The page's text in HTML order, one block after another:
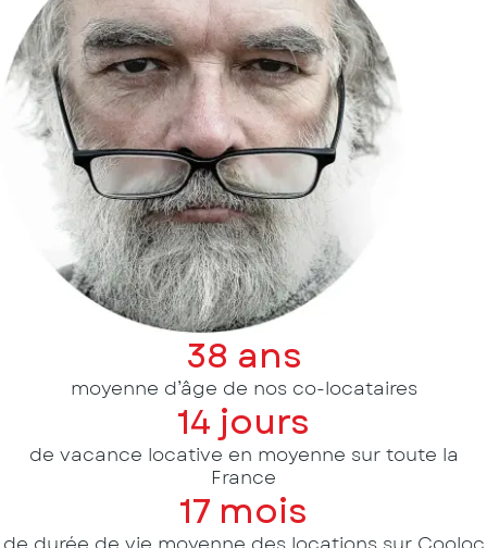
38 ans
moyenne d’âge de nos co-locataires
14 jours
de vacance locative en moyenne sur toute la
France
17 mois